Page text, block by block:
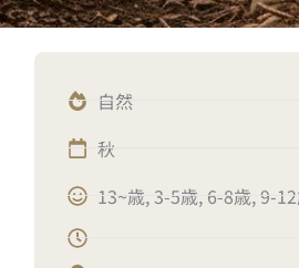
自然
秋
13~歳,3-5歳, 6-8歳,9-